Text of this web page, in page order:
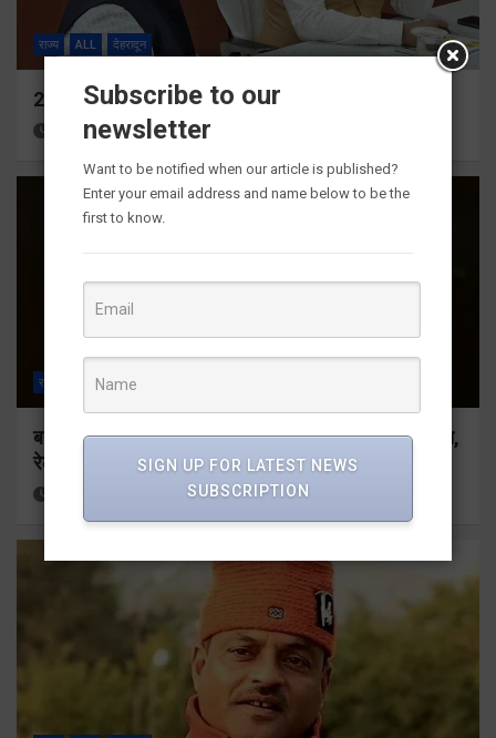
राज्य ALL देहरादून
24×7 अलर्ट मोड में रहें अधिकारीः मुख्य सचिव
47 minutes ago Viri Gairola
राज्य देहरादून
बनबसा रेलवे स्टेशन पर अब रुकेगी अछनेरा-टनकपुर एक्सप्रेस,
रेल मंत्री ने दी स्वीकृति
Viri Gairola
Subscribe to our
newsletter
Want to be notified when our article is published?
Enter your email address and name below to be the
first to know.
SIGN UP FOR LATEST NEWS
SUBSCRIPTION